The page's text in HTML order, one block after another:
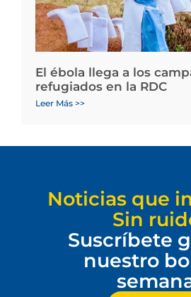
El ébola llega a los
refugiados en la RDC
Leer Más >>
Noticias que
Sin
Suscríbete
nuestro